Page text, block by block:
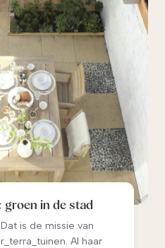
in de stad
is de missie van
Al haar